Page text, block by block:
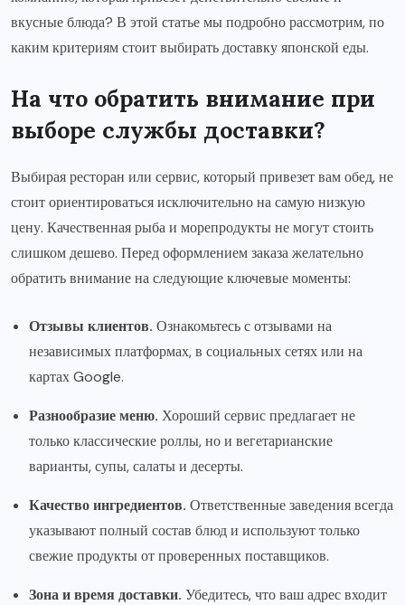
вкусные блюда? В этой статье мы подробно рассмотрим, по
каким критериям стоит выбирать доставку японской еды.
На что обратить внимание при
выборе службы доставки?
Выбирая ресторан или сервис, который привезет вам обед, не
стоит ориентироваться исключительно на самую низкую
цену. Качественная рыба и морепродукты не могут стоить
слишком дешево. Перед оформлением заказа желательно
обратить внимание на следующие ключевые моменты:
Отзывы клиентов. Ознакомьтесь с отзывами на
независимых платформах, в социальных сетях или на
картах Google.
Разнообразие меню. Хороший сервис предлагает не
только классические роллы, но и вегетарианские
варианты, супы, салаты и десерты.
Качество ингредиентов. Ответственные заведения всегда
указывают полный состав блюд и используют только
свежие продукты от проверенных поставщиков.
Зона и время доставки. Убедитесь, что ваш адрес входит